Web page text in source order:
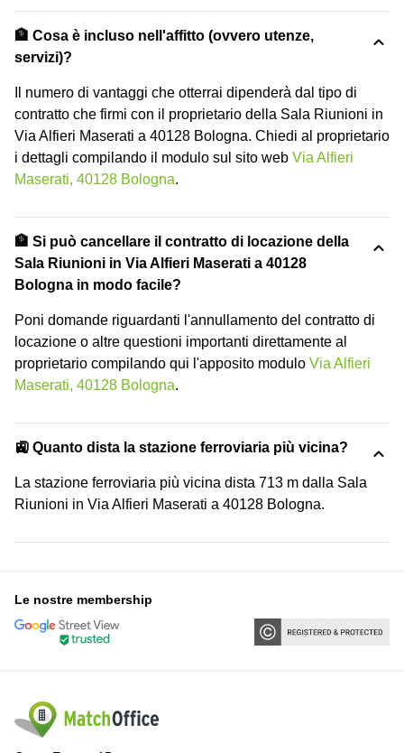
🏦 Cosa è incluso nell'affitto (ovvero utenze,
servizi)?
Il numero di vantaggi che otterrai dipenderà dal tipo di
contratto che firmi con il proprietario della Sala Riunioni in
Via Alfieri Maserati a 40128 Bologna. Chiedi al proprietario
i dettagli compilando il modulo sul sito web Via Alfieri
Maserati, 40128 Bologna.
🏦 Si può cancellare il contratto di locazione della
Sala Riunioni in Via Alfieri Maserati a 40128
Bologna in modo facile?
Poni domande riguardanti l'annullamento del contratto di
locazione o altre questioni importanti direttamente al
proprietario compilando qui l'apposito modulo Via Alfieri
Maserati, 40128 Bologna.
🚉 Quanto dista la stazione ferroviaria più vicina?
La stazione ferroviaria più vicina dista 713 m dalla Sala
Riunioni in Via Alfieri Maserati a 40128 Bologna.
Le nostre membership